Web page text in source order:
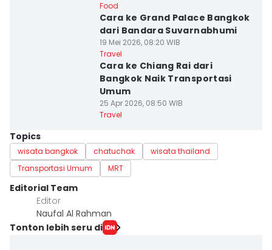
Food
Cara ke Grand Palace Bangkok
dari Bandara Suvarnabhumi
19 Mei 2026, 08:20 WIB
Travel
Cara ke Chiang Rai dari
Bangkok Naik Transportasi
Umum
25 Apr 2026, 08:50 WIB
Travel
Topics
wisata bangkok chatuchak
wisata thailand
Transportasi Umum
MRT
Editorial Team
Editor
Naufal Al Rahman
Tonton lebih seru di